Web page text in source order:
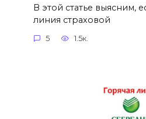
В этой статье выясним,
линия страховой
5 1.5к.